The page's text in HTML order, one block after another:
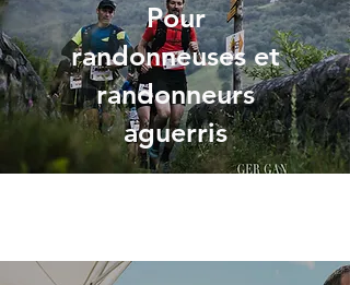
Pour
randonneuses et
randonneurs
aguerris